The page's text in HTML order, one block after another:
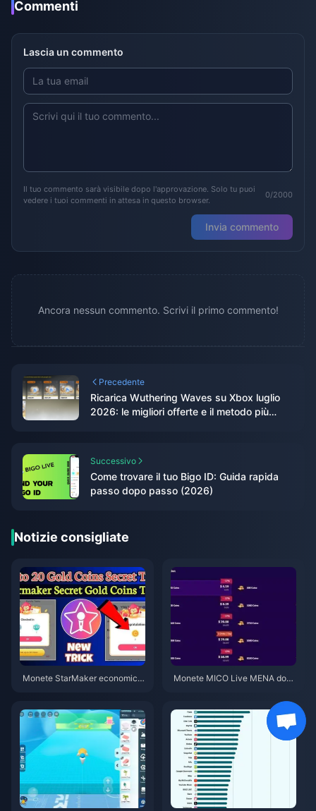
Commenti
Lascia un commento
Il tuo commento sarà visibile dopo l'approvazione. Solo tu puoi
vedere i tuoi commenti in attesa in questo browser.
0/2000
Invia commento
Ancora nessun commento. Scrivi il primo commento!
Precedente
Ricarica Wuthering Waves su Xbox luglio
2026: le migliori offerte e il metodo più
Successivo
Come trovare il tuo Bigo ID: Guida rapida
passo dopo passo (2026)
Notizie consigliate
Monete StarMaker economich
Monete MICO Live MENA dopo